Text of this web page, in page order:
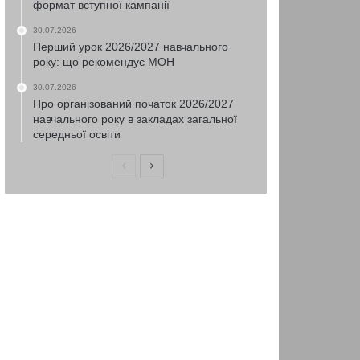
формат вступної кампанії
30.07.2026
Перший урок 2026/2027 навчального
року: що рекомендує МОН
30.07.2026
Про організований початок 2026/2027
навчального року в закладах загальної
середньої освіти
ПопередняНаступна